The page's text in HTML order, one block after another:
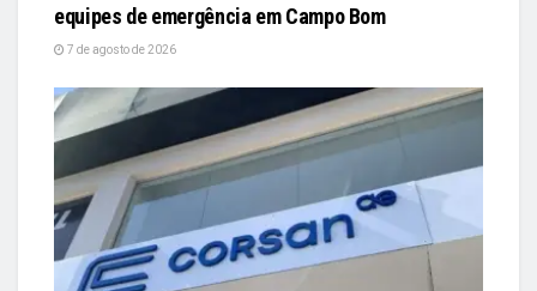
equipes de emergência em Campo Bom
7 de agosto de 2026